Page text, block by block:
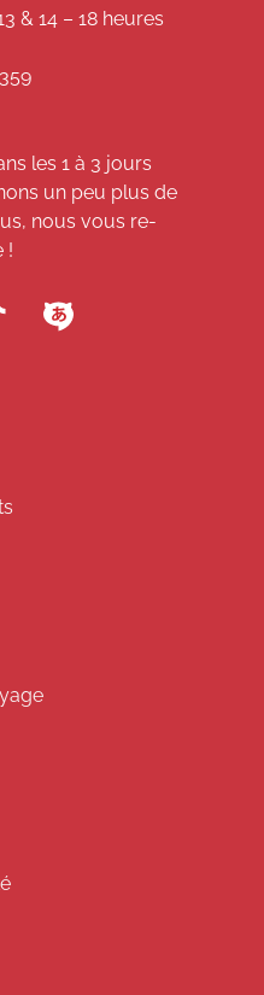
& 14 – 18 heures
les 1 à 3 jours
un peu plus de
nous vous re-
!